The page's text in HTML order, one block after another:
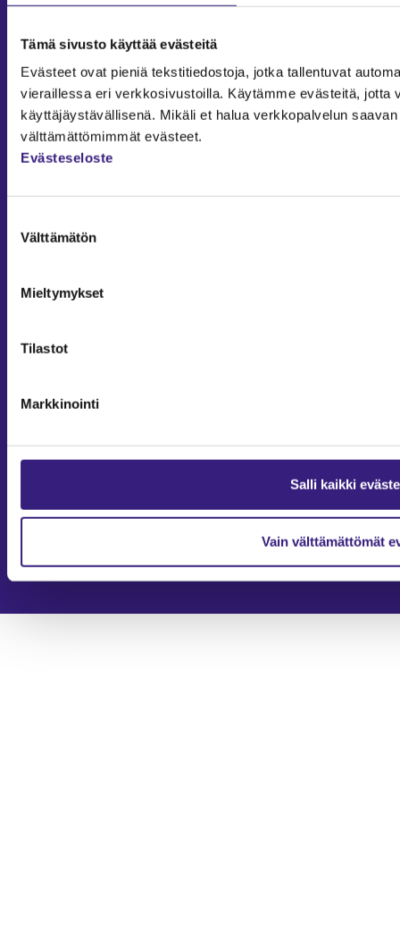
Tämä sivusto käyttää evästeitä
Evästeet ovat pieniä tekstitiedostoja, jotka tallentuvat
vieraillessa eri verkkosivustoilla. Käytämme evästeitä, jotta
käyttäjäystävällisenä. Mikäli et halua verkkopalvelun
välttämättömimmät evästeet.
Evästeseloste
valinta
Välttämätön
Mieltymykset
Tilastot
Markkinointi
Salli kaikki
Vain välttämättömät
Liiketoiminta
Julkishallinto
Yritysvastuu
Tilintarkastus
Työ ja ura
YLEISET TIEDOT
Tilaa Tilisanomat
TilisanomatLIVE
Mediakortti
Tilaus- ja käyttöehdot
Yhteystiedot
Tilisanomien artikkelit on julkaistu kunkin artikkelin julkaisupäivän
Rekisteriseloste ja tietoja henkilötietojen käsittelytoimista